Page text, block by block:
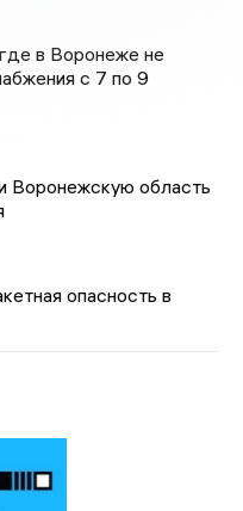
в Воронеже не
с 7 по 9
Воронежскую область
опасность в